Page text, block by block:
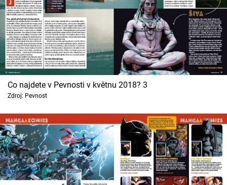
Co najdete v Pevnosti v květnu 2018? 3
Zdroj: Pevnost